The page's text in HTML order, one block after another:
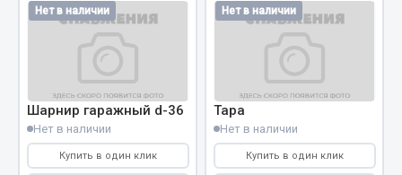
Аксессуары автомобильные
Вымпела
Показать ещё
Нет в наличии
Шарнир гаражный d-36
Нет в наличии
Купить в один клик
Нет в наличии
Тара
Нет в наличии
Купить в один клик